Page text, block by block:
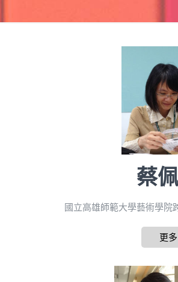
蔡
國立高雄師範大學藝術學院
更多